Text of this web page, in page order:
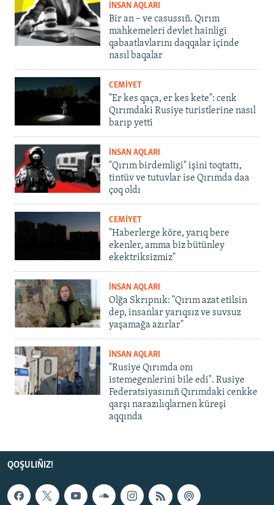
İNSAN AQLARI
Bir an – ve casussıñ. Qırım
mahkemeleri devlet hainligi
qabaatlavlarını daqqalar içinde
nasıl baqalar
CEMİYET
"Er kes qaça, er kes kete": cenk
Qırımdaki Rusiye turistlerine nasıl
barıp yetti
İNSAN AQLARI
"Qırım birdemligi" işini toqtattı,
tintüv ve tutuvlar ise Qırımda daa
çoq oldı
CEMİYET
"Haberlerge köre, yarıq bere
ekenler, amma biz bütünley
ekektriksizmiz"
İNSAN AQLARI
Olğa Skrıpnık: "Qırım azat etilsin
dep, insanlar yarıqsız ve suvsuz
yaşamağa azırlar"
İNSAN AQLARI
"Rusiye Qırımda onı
istemegenlerini bile edi". Rusiye
Federatsiyasınıñ Qırımdaki cenkke
qarşı narazılıqlarnen küreşi
aqqında
QOŞULIÑIZ!